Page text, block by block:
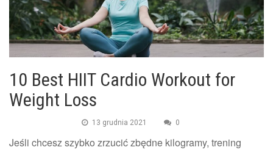
10 Best HIIT Cardio Workout for
Weight Loss
13 grudnia 2021 0
Jeśli chcesz szybko zrzucić zbędne kilogramy, trening